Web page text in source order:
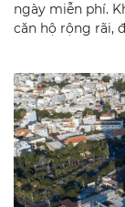
ngày miễn phí.
căn hộ rộng rãi,